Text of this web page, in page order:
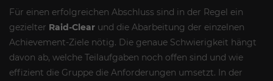
Für einen erfolgreichen Abschluss sind in der Regel ein
gezielter Raid-Clear und die Abarbeitung der einzelnen
Achievement-Ziele nötig. Die genaue Schwierigkeit hängt
davon ab, welche Teilaufgaben noch offen sind und wie
effizient die Gruppe die Anforderungen umsetzt. In der